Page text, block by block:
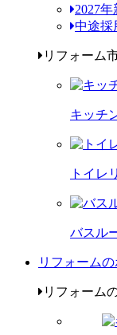
2027
中途採
リフォーム
キッチ
トイレ
バスル
リフォームの
リフォーム